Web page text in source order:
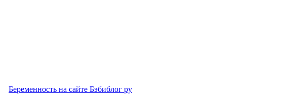
Беременность на сайте Бэбиблог ру